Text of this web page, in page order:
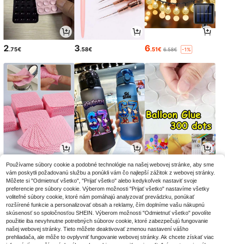
2.75€ 3.58€ 6.51€ 6.58€ -1%
2.95€2.98€ -1% 7.24€ 2.88€
Používame súbory cookie a podobné technológie na našej webovej stránke, aby sme
vám poskytli požadovanú službu a ponúkli vám čo najlepší zážitok z webovej stránky.
Môžete si "Odmietnuť všetko", "Prijať všetko" alebo kedykoľvek nastaviť svoje
preferencie pre súbory cookie. Výberom možnosti "Prijať všetko" nastavíme všetky
voliteľné súbory cookie, ktoré nám pomáhajú analyzovať prevádzku, ponúkať
rozšírené funkcie a personalizovať obsah a reklamy, čím doplníme vašu nákupnú
skúsenosť so spoločnosťou SHEIN. Výberom možnosti "Odmietnuť všetko" povolíte
použitie iba nevyhnutne potrebných súborov cookie, ktoré zabezpečujú fungovanie
našej webovej stránky. Tieto môžete deaktivovať zmenou nastavení vášho
prehliadača, ale môže to ovplyvniť fungovanie webovej stránky. Ak chcete získať viac